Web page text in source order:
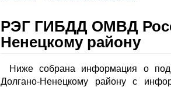
РЭГ ГИБДД ОМВД
Ненецкому району
Ниже собрана информация о
Долгано-Ненецкому району с